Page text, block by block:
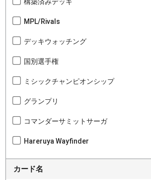
MPL/Rivals
デッキウォッチング
国別選手権
ミシックチャンピオンシップ
グランプリ
コマンダーサミットサーガ
Hareruya Wayfinder
カード名